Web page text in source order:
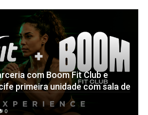
com Boom Fit Club e
primeira unidade com sala de
0